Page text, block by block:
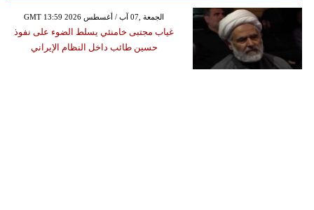
GMT 13:59 2026 الجمعة ,07 آب / أغسطس
غياب مجتبى خامنئي يسلط الضوء على نفوذ
حسين طائب داخل النظام الإيراني